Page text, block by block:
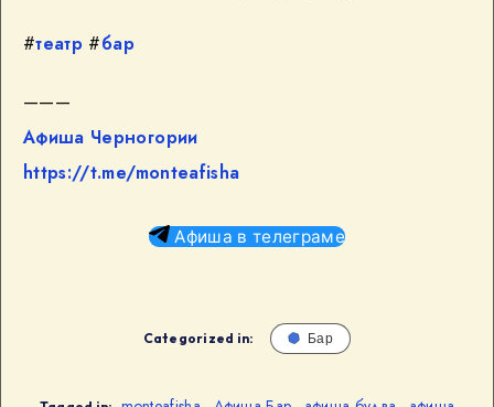
#театр #бар
———
Афиша Черногории
https://t.me/monteafisha
Афиша в телеграме
Categorized in: Бар